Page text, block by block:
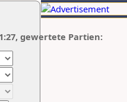
gewertete Partien: